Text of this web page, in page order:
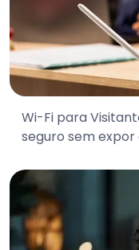
Wi-Fi para
seguro sem